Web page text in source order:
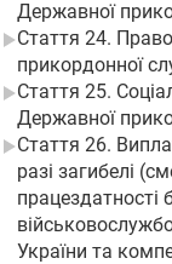
Державної
Стаття 24.
прикордонної
Стаття 25.
Державної
Стаття 26.
разі загибелі
працездатності
України та